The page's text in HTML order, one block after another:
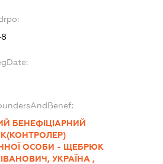
БЕНЕФІЦІАРНИЙ
ОСОБИ - ЩЕБРЮК
УКРАЇНА ,